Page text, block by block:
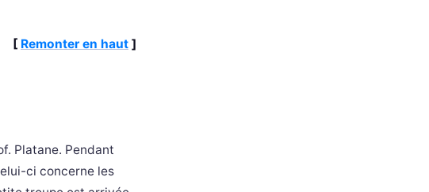
[ Remonter en haut ]
Platane. Pendant
ci concerne les